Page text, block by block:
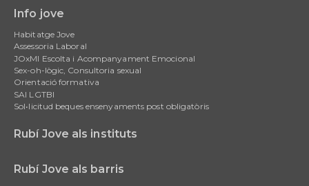
navigation
Info jove
Habitatge Jove
Assessoria Laboral
JOxMI Escolta i Acompanyament Emocional
Sex-oh-lògic, Consultoria sexual
Orientació formativa
SAI LGTBI
Sol•licitud beques ensenyaments post obligatòris
Rubí Jove als instituts
Rubí Jove als barris